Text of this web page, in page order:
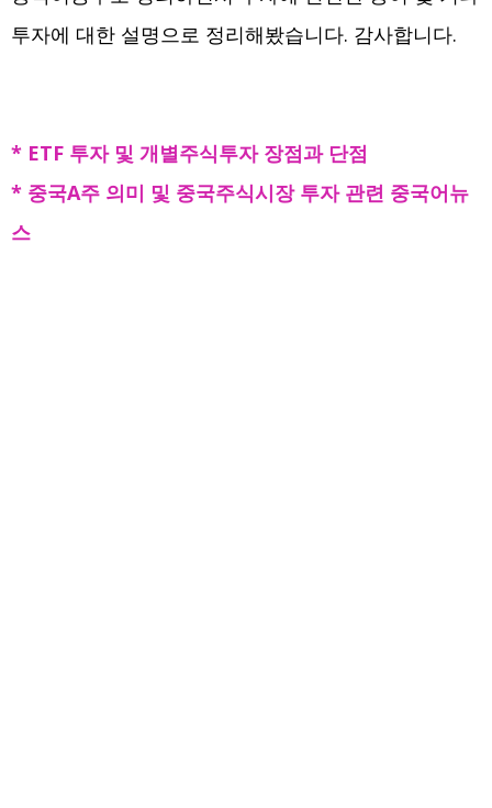
투자에 대한 설명으로 정리해봤습니다. 감사합니다.
* ETF 투자 및 개별주식투자 장점과 단점
* 중국A주 의미 및 중국주식시장 투자 관련 중국어뉴
스